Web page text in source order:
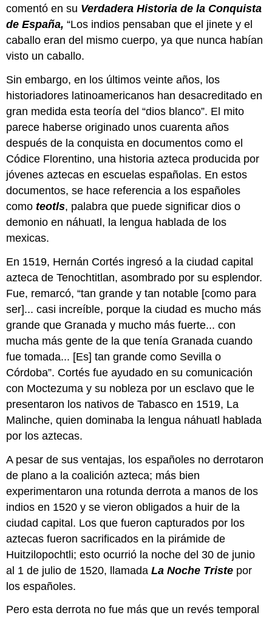
comentó en su Verdadera Historia de la Conquista
de España, “Los indios pensaban que el jinete y el
caballo eran del mismo cuerpo, ya que nunca habían
visto un caballo.
Sin embargo, en los últimos veinte años, los
historiadores latinoamericanos han desacreditado en
gran medida esta teoría del “dios blanco”. El mito
parece haberse originado unos cuarenta años
después de la conquista en documentos como el
Códice Florentino, una historia azteca producida por
jóvenes aztecas en escuelas españolas. En estos
documentos, se hace referencia a los españoles
comoteotls, palabra que puede significar dios o
demonio en náhuatl, la lengua hablada de los
mexicas.
En 1519, Hernán Cortés ingresó a la ciudad capital
azteca de Tenochtitlan, asombrado por su esplendor.
Fue, remarcó, “tan grande y tan notable [como para
ser]... casi increíble, porque la ciudad es mucho más
grande que Granada y mucho más fuerte... con
mucha más gente de la que tenía Granada cuando
fue tomada... [Es] tan grande como Sevilla o
Córdoba”. Cortés fue ayudado en su comunicación
con Moctezuma y su nobleza por un esclavo que le
presentaron los nativos de Tabasco en 1519, La
Malinche, quien dominaba la lengua náhuatl hablada
por los aztecas.
A pesar de sus ventajas, los españoles no derrotaron
de plano a la coalición azteca; más bien
experimentaron una rotunda derrota a manos de los
indios en 1520 y se vieron obligados a huir de la
ciudad capital. Los que fueron capturados por los
aztecas fueron sacrificados en la pirámide de
Huitzilopochtli; esto ocurrió la noche del 30 de junio
al 1 de julio de 1520, llamadaLa Noche Triste por
los españoles.
Pero esta derrota no fue más que un revés temporal